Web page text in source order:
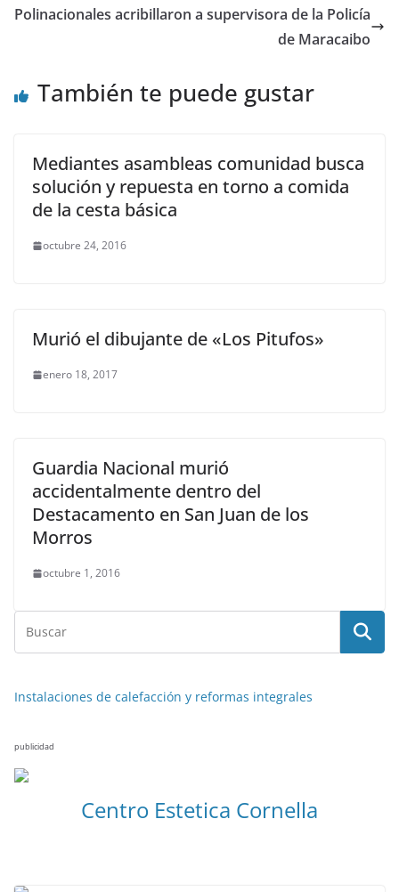
Polinacionales acribillaron a supervisora de la Policía
de Maracaibo
También te puede gustar
Mediantes asambleas comunidad busca
solución y repuesta en torno a comida
de la cesta básica
octubre 24, 2016
Murió el dibujante de «Los Pitufos»
enero 18, 2017
Guardia Nacional murió
accidentalmente dentro del
Destacamento en San Juan de los
Morros
octubre 1, 2016
Instalaciones de calefacción y reformas integrales
publicidad
Centro Estetica Cornella